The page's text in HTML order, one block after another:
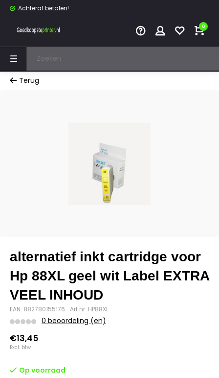
Achteraf betalen!
0
Terug
alternatief inkt cartridge voor
Hp 88XL geel wit Label EXTRA
VEEL INHOUD
EAN: 882780155176 Art.nr: HP88XL
0 beoordeling (en)
€13,45
Excl. btw
Op voorraad